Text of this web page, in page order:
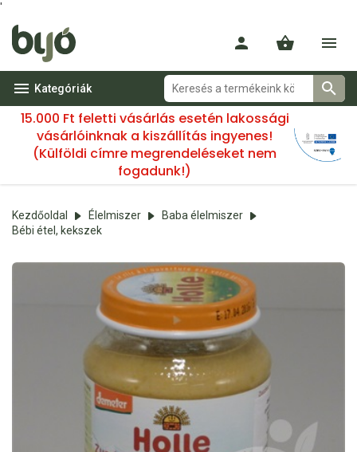
'
Kategóriák
15.000 Ft feletti vásárlás esetén lakossági
vásárlóinknak a kiszállítás ingyenes!
(Külföldi címre megrendeléseket nem
fogadunk!)
Kezdőoldal Élelmiszer
Baba élelmiszer
Bébi étel, kekszek